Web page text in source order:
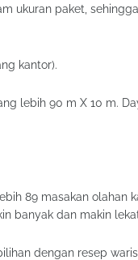
ukuran paket,
kantor).
lebih 90 m X 10 m.
89 masakan olahan
banyak dan makin
dengan resep